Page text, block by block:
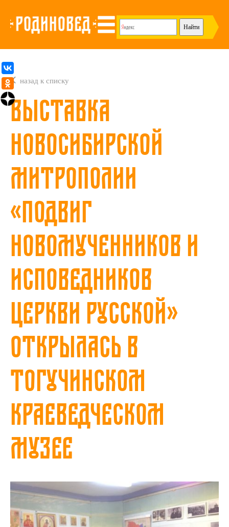
назад к списку
Выставка
Новосибирской
митрополии
«Подвиг
Новомученников и
исповедников
Церкви Русской»
открылась в
Тогучинском
краеведческом
музее